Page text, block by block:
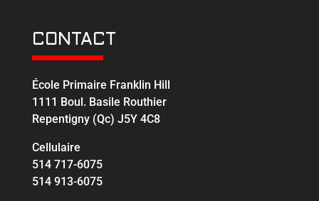
CONTACT
École Primaire Franklin Hill
1111 Boul. Basile Routhier
Repentigny (Qc) J5Y 4C8
Cellulaire
514 717-6075
514 913-6075